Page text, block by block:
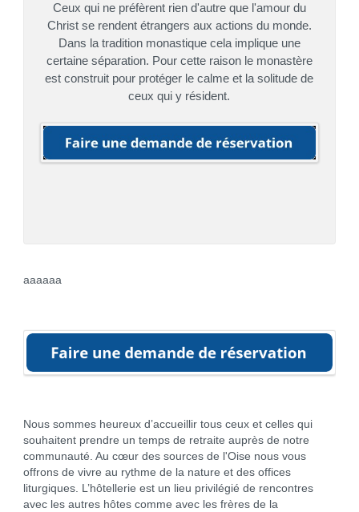
Ceux qui ne préfèrent rien d'autre que l'amour du
Christ se rendent étrangers aux actions du monde.
Dans la tradition monastique cela implique une
certaine séparation. Pour cette raison le monastère
est construit pour protéger le calme et la solitude de
ceux qui y résident.
aaaaaa
Nous sommes heureux d’accueillir tous ceux et celles qui
souhaitent prendre un temps de retraite auprès de notre
communauté. Au cœur des sources de l'Oise nous vous
offrons de vivre au rythme de la nature et des offices
liturgiques. L’hôtellerie est un lieu privilégié de rencontres
avec les autres hôtes comme avec les frères de la